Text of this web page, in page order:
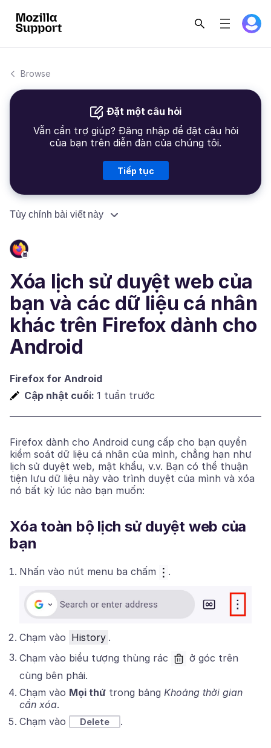
Browse
Đặt một câu hỏi
Vẫn cần trợ giúp? Đăng nhập để đặt câu hỏi
của bạn trên diễn đàn của chúng tôi.
Tiếp tục
Tùy chỉnh bài viết này
Xóa lịch sử duyệt web của
bạn và các dữ liệu cá nhân
khác trên Firefox dành cho
Android
Firefox for Android
Cập nhật cuối: 1 tuần trước
Firefox dành cho Android cung cấp cho bạn quyền
kiểm soát dữ liệu cá nhân của mình, chẳng hạn như
lịch sử duyệt web, mật khẩu, v.v. Bạn có thể thuận
tiện lưu dữ liệu này vào trình duyệt của mình và xóa
nó bất kỳ lúc nào bạn muốn:
Xóa toàn bộ lịch sử duyệt web của
bạn
Nhấn vào nút menu ba chấm .
Chạm vào History .
Chạm vào biểu tượng thùng rác
ở góc trên
cùng bên phải.
Chạm vào Mọi thứ trong bảng Khoảng thời gian
cần xóa.
Chạm vào
Delete .